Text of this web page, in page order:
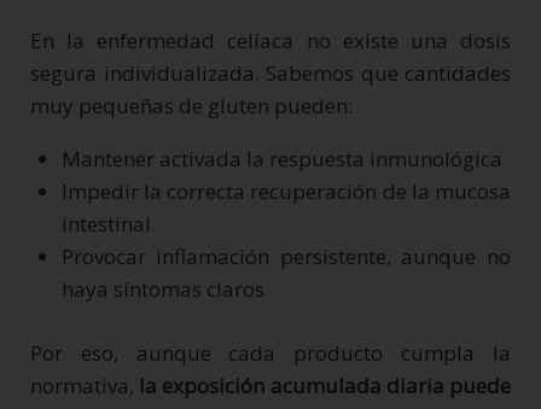
En la enfermedad celíaca no existe una dosis
segura individualizada. Sabemos que cantidades
muy pequeñas de gluten pueden:
Mantener activada la respuesta inmunológica
Impedir la correcta recuperación de la mucosa
intestinal
Provocar inflamación persistente, aunque no
haya síntomas claros
Por eso, aunque cada producto cumpla la
normativa, la exposición acumulada diaria puede